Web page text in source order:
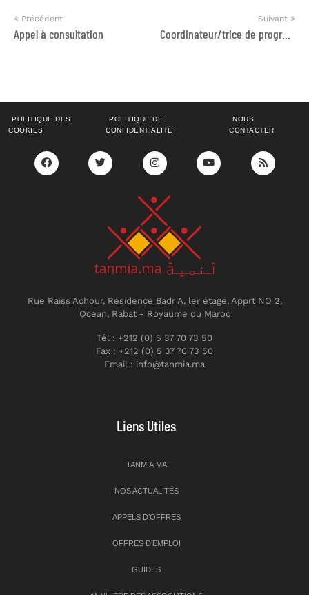
< Précédent
Appel à consultation
Suivant >
Coordinateur/trice de programmes
POLITIQUE DES
COOKIES
POLITIQUE DE
CONFIDENTIALITÉ
NOUS
CONTACTER
Rue Raiss Achour, Résidence Badr A, ler étage, Apprt NO 2,
Ocean, Rabat - Royaume du Maroc
Tél : +212 (0) 5 37 70 73 50
Fax : +212 (0) 5 37 70 73 50
Email : info@tanmia.ma
Liens Utiles
TANMIA.MA
NOS ACTUALITÉS
APPELS D’OFFRES
OFFRES D’EMPLOI
GUIDES